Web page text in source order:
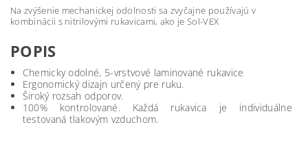
Na zvýšenie mechanickej odolnosti sa zvyčajne používajú v
kombinácii s nitrilovými rukavicami, ako je Sol-VEX
POPIS
Chemicky odolné, 5-vrstvové laminované rukavice
Ergonomický dizajn určený pre ruku.
Široký rozsah odporov.
100% kontrolované. Každá rukavica je individuálne
testovaná tlakovým vzduchom.